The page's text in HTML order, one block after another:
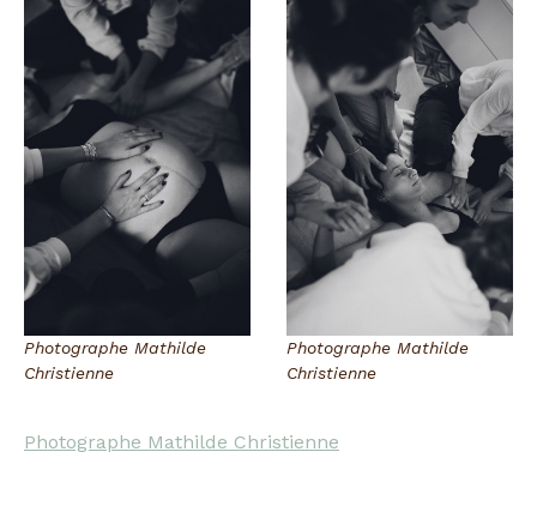
Photographe Mathilde
Christienne
Photographe Mathilde
Christienne
Photographe Mathilde Christienne